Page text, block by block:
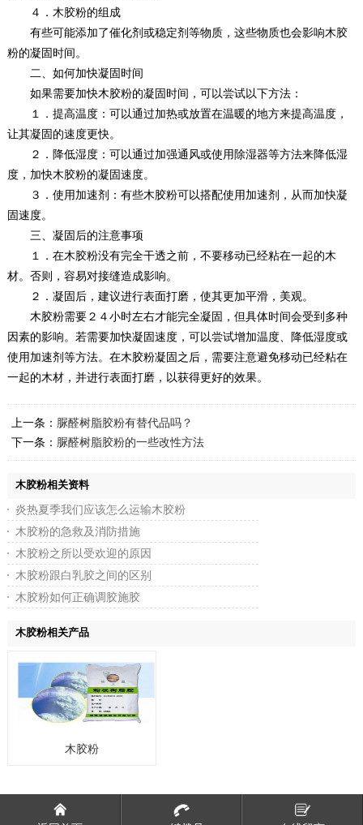
４．木胶粉的组成
有些可能添加了催化剂或稳定剂等物质，这些物质也会影响木胶
粉的凝固时间。
二、如何加快凝固时间
如果需要加快木胶粉的凝固时间，可以尝试以下方法：
１．提高温度：可以通过加热或放置在温暖的地方来提高温度，
让其凝固的速度更快。
２．降低湿度：可以通过加强通风或使用除湿器等方法来降低湿
度，加快木胶粉的凝固速度。
３．使用加速剂：有些木胶粉可以搭配使用加速剂，从而加快凝
固速度。
三、凝固后的注意事项
１．在木胶粉没有完全干透之前，不要移动已经粘在一起的木
材。否则，容易对接缝造成影响。
２．凝固后，建议进行表面打磨，使其更加平滑，美观。
木胶粉需要２４小时左右才能完全凝固，但具体时间会受到多种
因素的影响。若需要加快凝固速度，可以尝试增加温度、降低湿度或
使用加速剂等方法。在木胶粉凝固之后，需要注意避免移动已经粘在
一起的木材，并进行表面打磨，以获得更好的效果。
上一条： 脲醛树脂胶粉有替代品吗？
下一条： 脲醛树脂胶粉的一些改性方法
木胶粉相关资料
炎热夏季我们应该怎么运输木胶粉
木胶粉的急救及消防措施
木胶粉之所以受欢迎的原因
木胶粉跟白乳胶之间的区别
木胶粉如何正确调胶施胶
木胶粉相关产品
木胶粉